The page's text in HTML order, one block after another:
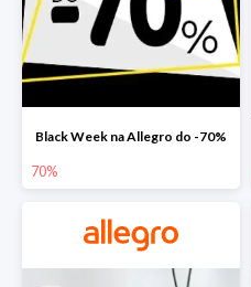
Black Week na Allegro do -70%
70%